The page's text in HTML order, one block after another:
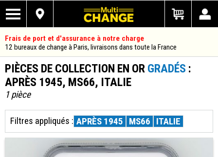
Frais de port et d'assurance à notre charge
12 bureaux de change à Paris, livraisons dans toute la France
PIÈCES DE COLLECTION EN OR GRADÉS :
APRÈS 1945, MS66, ITALIE
1 pièce
Filtres appliqués : APRÈS 1945 MS66 ITALIE